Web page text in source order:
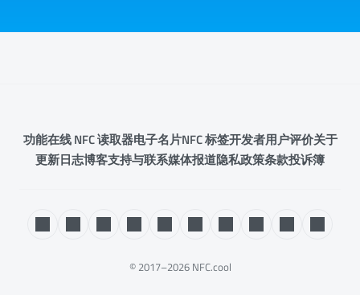
© 2017–2026 NFC.cool
功能在线 NFC 读取器电子名片NFC 标签开发者用户评价关于
更新日志博客支持与联系媒体报道隐私政策条款投诉簿